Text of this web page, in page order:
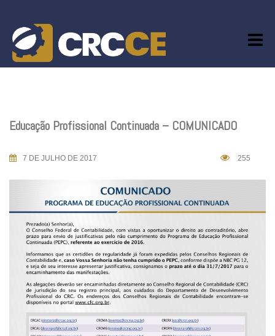
content
Educação Profissional Continuada – COMUNICADO
7 DE JULHO DE 2017 255